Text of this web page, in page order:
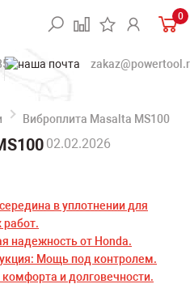
0
Виброплита Masalta MS100
02.02.2026
в уплотнении для
работ.
надежность от Honda.
Мощь под контролем.
и долговечности.